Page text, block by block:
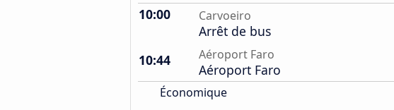
10:00 Carvoeiro
Arrêt de bus
10:44
Aéroport Faro
Aéroport Faro
Économique